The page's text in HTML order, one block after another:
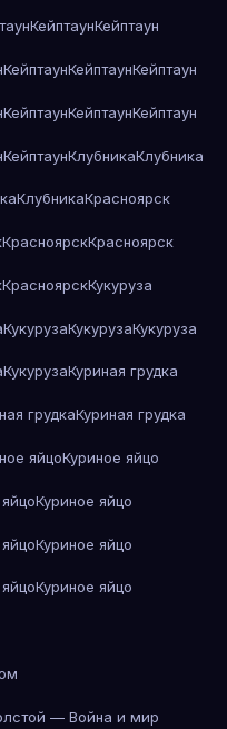
КейптаунКейптаун
КейптаунКейптаунКейптаун
КейптаунКейптаунКейптаун
КейптаунКлубникаКлубника
КлубникаКрасноярск
КрасноярскКрасноярск
КрасноярскКукуруза
КукурузаКукурузаКукуруза
КукурузаКуриная грудка
грудкаКуриная грудка
яйцоКуриное яйцо
Куриное яйцо
Куриное яйцо
Куриное яйцо
— Война и мир